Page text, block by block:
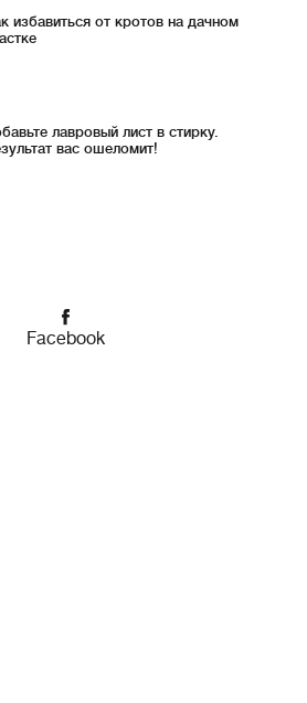
избавиться от кротов на дачном
лавровый лист в стирку.
вас ошеломит!
Facebook